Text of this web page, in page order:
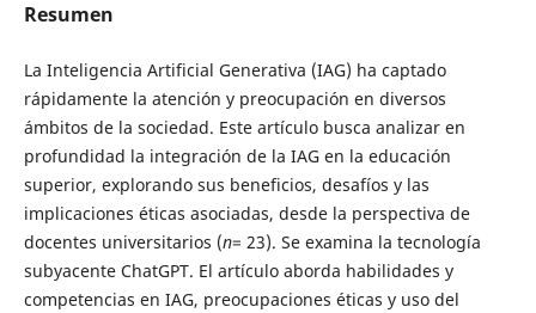
Resumen
La Inteligencia Artificial Generativa (IAG) ha captado
rápidamente la atención y preocupación en diversos
ámbitos de la sociedad. Este artículo busca analizar en
profundidad la integración de la IAG en la educación
superior, explorando sus beneficios, desafíos y las
implicaciones éticas asociadas, desde la perspectiva de
docentes universitarios (n= 23). Se examina la tecnología
subyacente ChatGPT. El artículo aborda habilidades y
competencias en IAG, preocupaciones éticas y uso del